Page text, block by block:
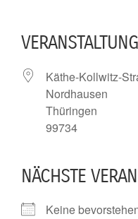
Käthe-Kollwitz-
Nordhausen
Thüringen
99734
NÄCHSTE
Keine